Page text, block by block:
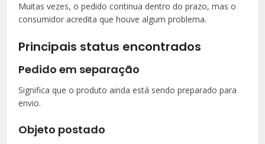
Muitas vezes, o pedido continua dentro do prazo, mas o
consumidor acredita que houve algum problema.
Principais status encontrados
Pedido em separação
Significa que o produto ainda está sendo preparado para
envio.
Objeto postado